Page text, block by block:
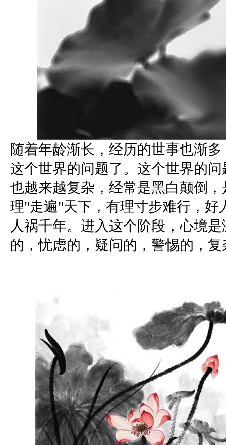
随着年龄渐长，经历的世事也渐
这个世界的问题了。这个世界的
也越来越复杂，经常是黑白颠倒
理"走遍"天下，有理寸步难行，好
人祸千年。进入这个阶段，心境
的，忧虑的，疑问的，警惕的，复